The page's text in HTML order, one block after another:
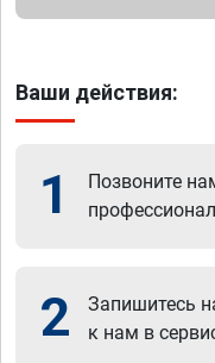
Ваши действия:
1 Позвоните
2
Запишитесь
к нам в